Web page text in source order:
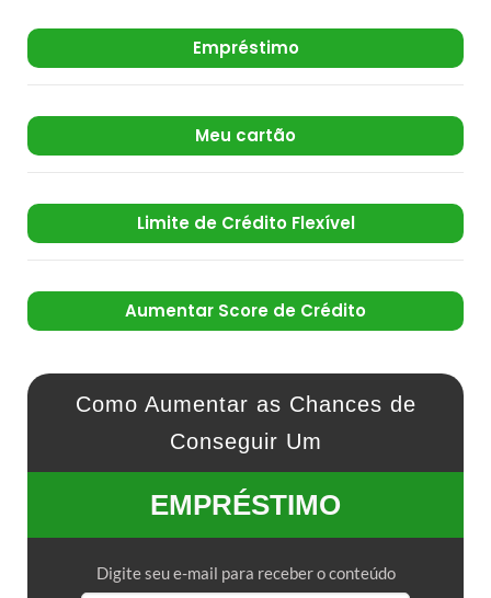
Empréstimo
Meu cartão
Limite de Crédito Flexível
Aumentar Score de Crédito
Como Aumentar as Chances de
Conseguir Um
EMPRÉSTIMO
Digite seu e-mail para receber o conteúdo